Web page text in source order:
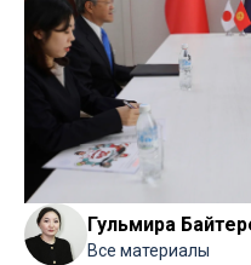
Гульмира
Все материалы